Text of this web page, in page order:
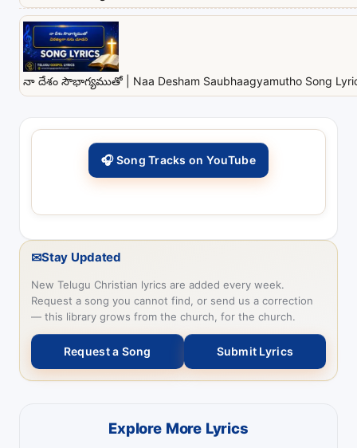
నా దేశం సౌభాగ్యముతో | Naa Desham Saubhaagyamutho Song
🎧 Song Tracks on YouTube
✉Stay Updated
New Telugu Christian lyrics are added every week.
Request a song you cannot find, or send us a correction
— this library grows from the church, for the church.
Request a Song Submit Lyrics
Explore More Lyrics